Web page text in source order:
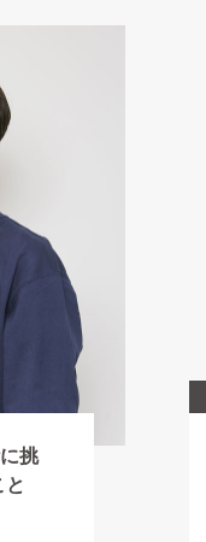
挑